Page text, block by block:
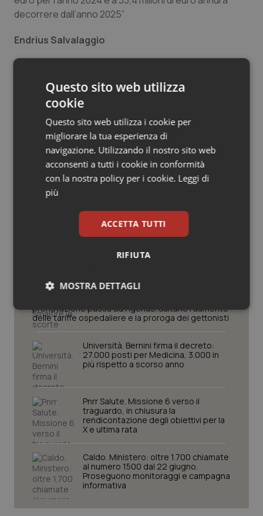
Salute orale & impianti
Sangue & coagulazione
Tumore al seno
Tumore ovarico
Tumori del Polmone & Testa Collo
Tumori gastrointestinali
Ulcera & Reflusso
decorrere dall’anno 2025”
Endrius Salvalaggio
Endrius Salvalaggio
11 Novembre 2024
© Riproduzione riservata
Potrebbe interessarti in
Friuli Venezia Giulia
smaltire le scorte Covid, le liste
d’attesa tornano al Siveas e il
prenotazione passa ad Agenas. Saltano l’aumento
delle tariffe ospedaliere e la proroga dei gettonisti
Università. Bernini firma il decreto:
27.000 posti per Medicina, 3.000 in
più rispetto a scorso anno
Pnrr Salute. Missione 6 verso il
traguardo, in chiusura la
rendicontazione degli obiettivi per la
X e ultima rata
Caldo. Ministero: oltre 1.700 chiamate
al numero 1500 dal 22 giugno.
Proseguono monitoraggi e campagna
informativa
Questo sito web utilizza
cookie
Questo sito web utilizza i cookie per
migliorare la tua esperienza di
navigazione. Utilizzando il nostro sito web
acconsenti a tutti i cookie in conformità
con la nostra policy per i cookie. Leggi di
più
ACCETTA TUTTI
RIFIUTA
MOSTRA DETTAGLI
Necessari Statistici Marketing
I cookie necessari contribuiscono a rendere fruibile il
sito web abilitandone funzionalità di base quali la
navigazione sulle pagine e l'accesso alle aree
protette del sito. Il sito web non è in grado di
funzionare correttamente senza questi cookie.
Nome
Fornitore/Dominio
VISITOR_PRIVACY_METADATA